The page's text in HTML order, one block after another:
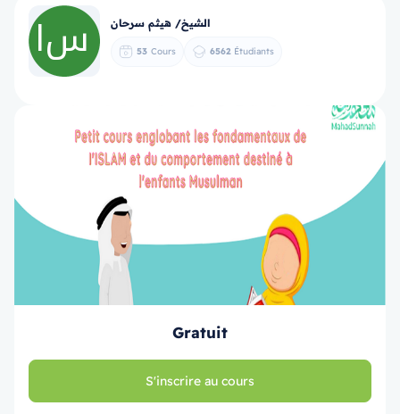
الشيخ/ هيثم سرحان
53 Cours 6562 Étudiants
Gratuit
S'inscrire au cours